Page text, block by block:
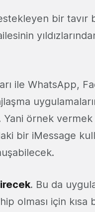
bir tavır
ile WhatsApp,
Yani örnek
bir iMessage
. Bu da
olması için kısa